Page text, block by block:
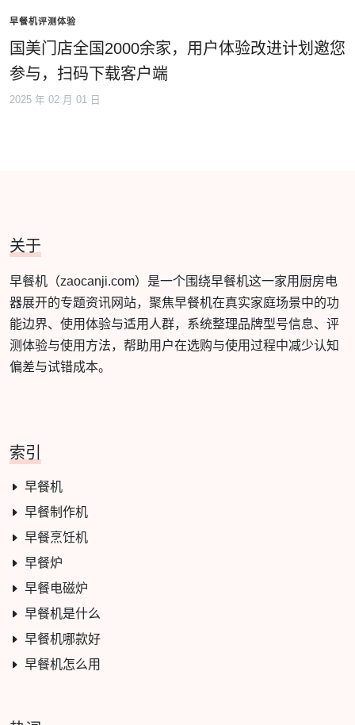
早餐机评测体验
国美门店全国2000余家，用户体验改进计划邀您
参与，扫码下载客户端
2025 年 02 月 01 日
关于
早餐机（zaocanji.com）是一个围绕早餐机这一家用厨房电
器展开的专题资讯网站，聚焦早餐机在真实家庭场景中的功
能边界、使用体验与适用人群，系统整理品牌型号信息、评
测体验与使用方法，帮助用户在选购与使用过程中减少认知
偏差与试错成本。
索引
早餐机
早餐制作机
早餐烹饪机
早餐炉
早餐电磁炉
早餐机是什么
早餐机哪款好
早餐机怎么用